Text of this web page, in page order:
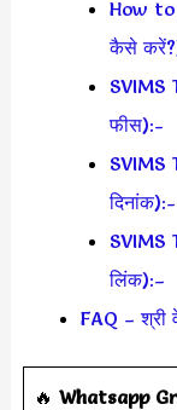
How
कैसे
फीस):-
SVIMS
दिनांक):-
SVIMS
लिंक):–
FAQ – श्री
‎️‍🔥 Whatsapp